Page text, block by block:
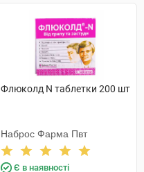
Флюколд N таблетки 200 шт
Наброс Фарма Пвт
Є в наявності